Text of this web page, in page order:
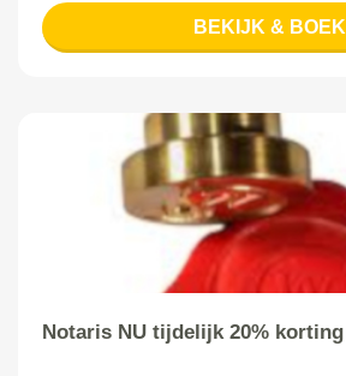
BEKIJK & BOEK
Notaris NU tijdelijk 20% korting